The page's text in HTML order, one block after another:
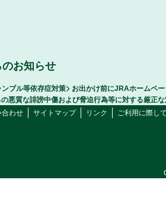
お知らせ
ブル等依存症対策
お出かけ前にJRAホームペ
悪質な誹謗中傷および脅迫行為等に対する厳正
合わせ
サイトマップ リンク ご利用に際し